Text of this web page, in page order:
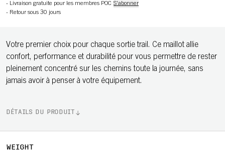
- Livraison gratuite pour les membres POC S'abonner
- Retour sous 30 jours
Votre premier choix pour chaque sortie trail. Ce maillot allie
confort, performance et durabilité pour vous permettre de rester
pleinement concentré sur les chemins toute la journée, sans
jamais avoir à penser à votre équipement.
DÉTAILS DU PRODUIT
WEIGHT